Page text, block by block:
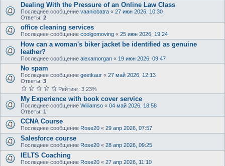
Dealing With the Pressure of an Online Law Class
Последнее сообщение vaaniobatra « 27 июн 2026, 10:30
Ответы: 2
office cleaning services
Последнее сообщение coolgomoving « 25 июн 2026, 19:24
How can a woman's biker jacket be identified as genuine
leather?
Последнее сообщение alexamorgan « 19 июн 2026, 09:47
No spam
Последнее сообщение geetkaur « 27 май 2026, 12:13
Ответы: 3
Рейтинг: 3.23%
My Experience with book cover service
Последнее сообщение Williamso « 04 май 2026, 18:58
Ответы: 1
CCNA Course
Последнее сообщение Rose20 « 29 апр 2026, 07:57
Salesforce course
Последнее сообщение Rose20 « 28 апр 2026, 09:25
IELTS Coaching
Последнее сообщение Rose20 « 27 апр 2026, 11:10